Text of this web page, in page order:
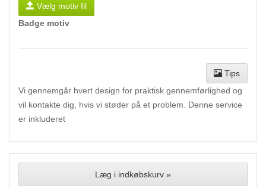
Vælg motiv fil
Badge motiv
Tips
Vi gennemgår hvert design for praktisk gennemførlighed og
vil kontakte dig, hvis vi støder på et problem. Denne service
er inkluderet
Læg i indkøbskurv »